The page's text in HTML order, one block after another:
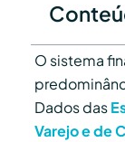
O sistema
Dados das
Varejo e de